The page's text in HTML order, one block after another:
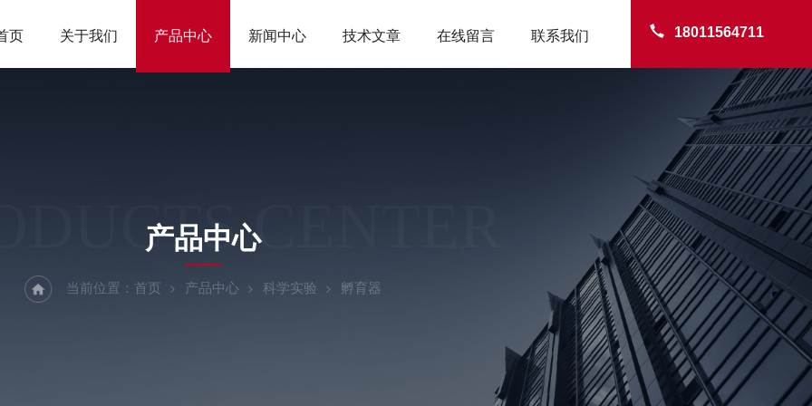
18011564711
页 关于我们 产品中心 新闻中心 技术文章 在线留言 联系我们
CENTER
产品中心
当前位置： 首页 产品中心 科学实验 孵育器